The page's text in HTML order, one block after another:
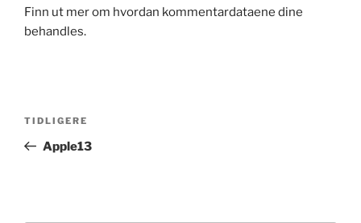
Finn ut mer om hvordan kommentardataene dine
behandles.
Forrige
innlegg
TIDLIGERE
Apple13